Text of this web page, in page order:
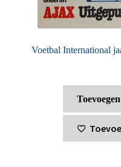
Voetbal International